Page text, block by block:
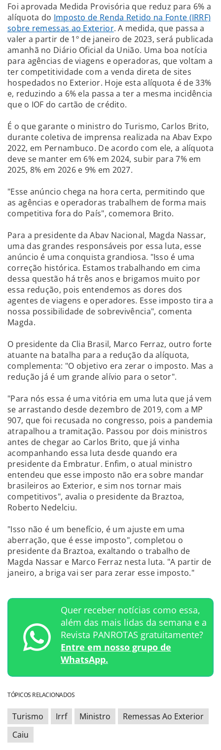
Foi aprovada Medida Provisória que reduz para 6% a
alíquota do Imposto de Renda Retido na Fonte (IRRF)
sobre remessas ao Exterior. A medida, que passa a
valer a partir de 1º de janeiro de 2023, será publicada
amanhã no Diário Oficial da União. Uma boa notícia
para agências de viagens e operadoras, que voltam a
ter competitividade com a venda direta de sites
hospedados no Exterior. Hoje esta alíquota é de 33%
e, reduzindo a 6% ela passa a ter a mesma incidência
que o IOF do cartão de crédito.
É o que garante o ministro do Turismo, Carlos Brito,
durante coletiva de imprensa realizada na Abav Expo
2022, em Pernambuco. De acordo com ele, a alíquota
deve se manter em 6% em 2024, subir para 7% em
2025, 8% em 2026 e 9% em 2027.
"Esse anúncio chega na hora certa, permitindo que
as agências e operadoras trabalhem de forma mais
competitiva fora do País", comemora Brito.
Para a presidente da Abav Nacional, Magda Nassar,
uma das grandes responsáveis por essa luta, esse
anúncio é uma conquista grandiosa. "Isso é uma
correção histórica. Estamos trabalhando em cima
dessa questão há três anos e brigamos muito por
essa redução, pois entendemos as dores dos
agentes de viagens e operadores. Esse imposto tira a
nossa possibilidade de sobrevivência", comenta
Magda.
O presidente da Clia Brasil, Marco Ferraz, outro forte
atuante na batalha para a redução da alíquota,
complementa: "O objetivo era zerar o imposto. Mas a
redução já é um grande alívio para o setor".
"Para nós essa é uma vitória em uma luta que já vem
se arrastando desde dezembro de 2019, com a MP
907, que foi recusada no congresso, pois a pandemia
atrapalhou a tramitação. Passou por dois ministros
antes de chegar ao Carlos Brito, que já vinha
acompanhando essa luta desde quando era
presidente da Embratur. Enfim, o atual ministro
entendeu que esse imposto não era sobre mandar
brasileiros ao Exterior, e sim nos tornar mais
competitivos", avalia o presidente da Braztoa,
Roberto Nedelciu.
"Isso não é um benefício, é um ajuste em uma
aberração, que é esse imposto", completou o
presidente da Braztoa, exaltando o trabalho de
Magda Nassar e Marco Ferraz nesta luta. "A partir de
janeiro, a briga vai ser para zerar esse imposto."
Quer receber notícias como essa,
além das mais lidas da semana e a
Revista PANROTAS gratuitamente?
Entre em nosso grupo de
WhatsApp.
TÓPICOS RELACIONADOS
Turismo Irrf Ministro
Remessas Ao Exterior
Caiu